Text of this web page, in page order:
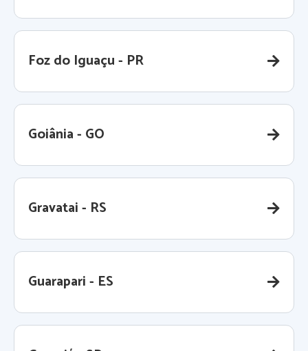
Foz do Iguaçu - PR
Goiânia - GO
Gravatai - RS
Guarapari - ES